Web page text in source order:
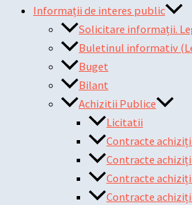
Informații de interes public
Solicitare informații.
Buletinul informativ
Buget
Bilant
Achizitii Publice
Licitatii
Contracte
Contracte
Contracte
Contracte